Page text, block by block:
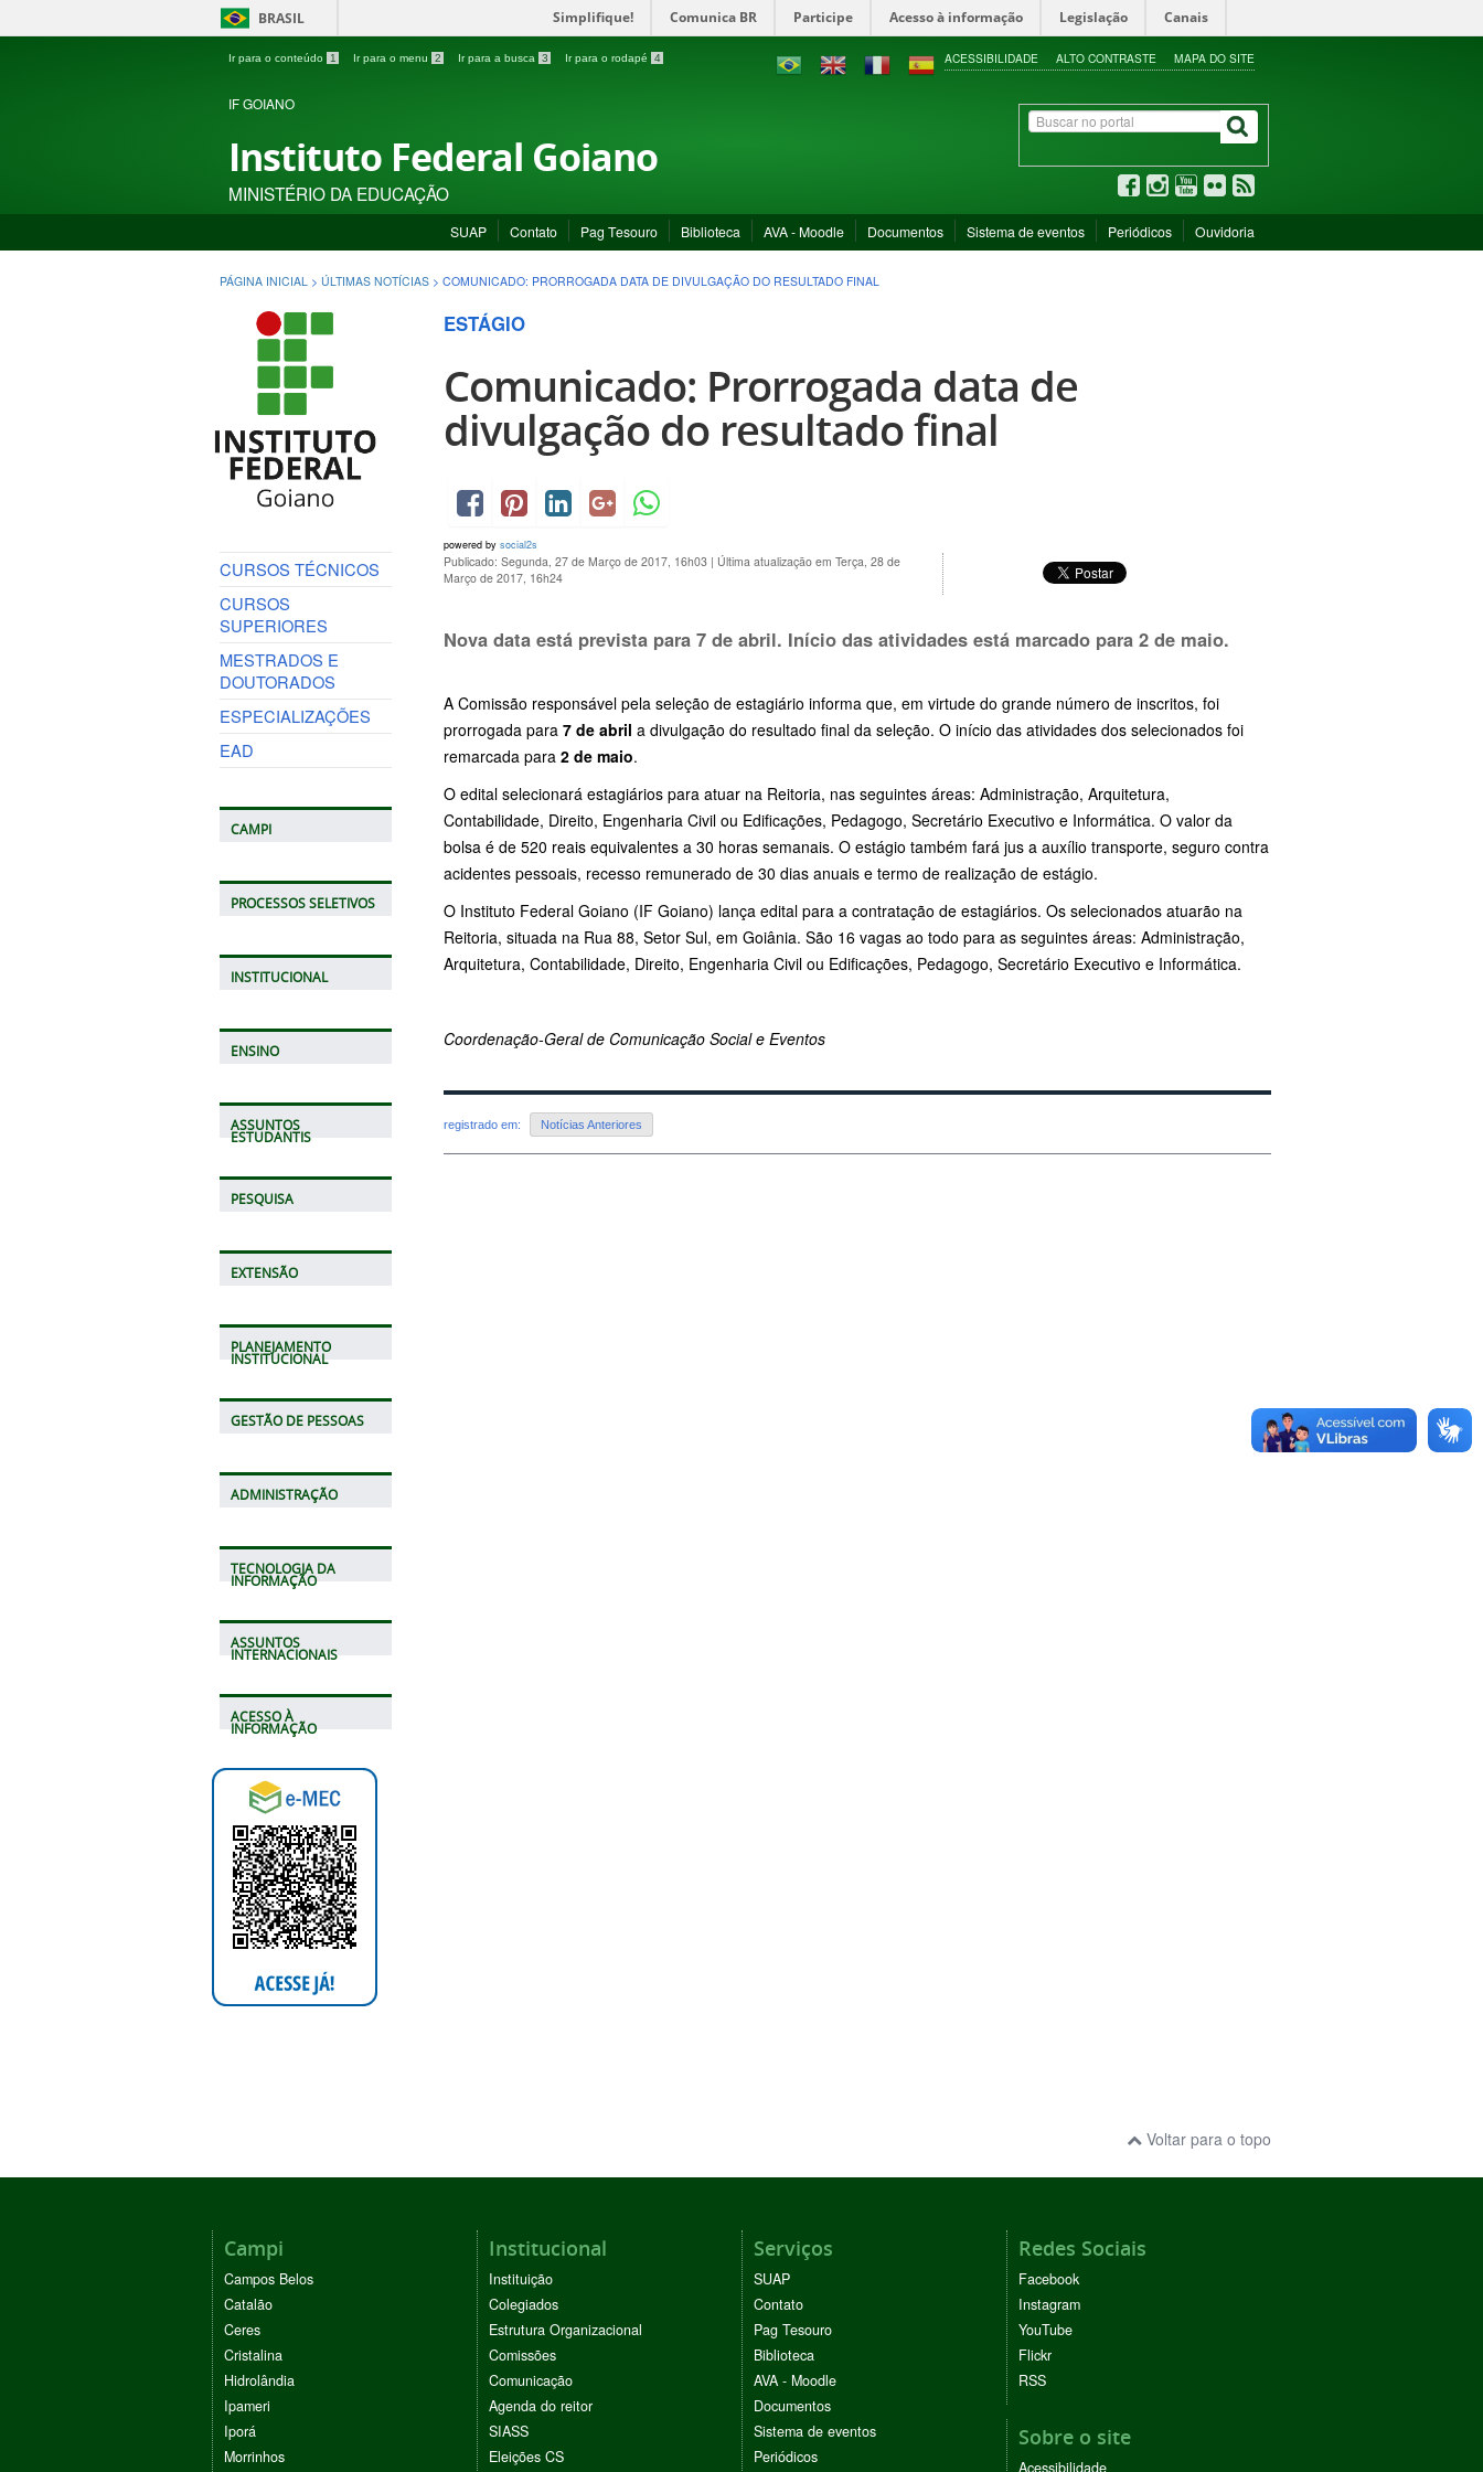
BRASIL Simplifique! Comunica BR Participe Acesso à informação Legislação Canais
Ir para o conteúdo 1 Ir para o menu 2 Ir para a busca 3 Ir para o rodapé 4 ACESSIBILIDADE ALTO CONTRASTE MAPA DO SITE
IF GOIANO
Instituto Federal Goiano
MINISTÉRIO DA EDUCAÇÃO
SUAP Contato Pag Tesouro Biblioteca AVA - Moodle Documentos Sistema de eventos Periódicos Ouvidoria
PÁGINA INICIAL > ÚLTIMAS NOTÍCIAS > COMUNICADO: PRORROGADA DATA DE DIVULGAÇÃO DO RESULTADO FINAL
CURSOS TÉCNICOS
CURSOS
SUPERIORES
MESTRADOS E
DOUTORADOS
ESPECIALIZAÇÕES
EAD
CAMPI
PROCESSOS SELETIVOS
INSTITUCIONAL
ENSINO
ASSUNTOS
ESTUDANTIS
PESQUISA
EXTENSÃO
PLANEJAMENTO
INSTITUCIONAL
GESTÃO DE PESSOAS
ADMINISTRAÇÃO
TECNOLOGIA DA
INFORMAÇÃO
ASSUNTOS
INTERNACIONAIS
ACESSO À
INFORMAÇÃO
ESTÁGIO
Comunicado: Prorrogada data de
divulgação do resultado final
powered by social2s
Publicado: Segunda, 27 de Março de 2017, 16h03 | Última atualização em Terça, 28 de
Março de 2017, 16h24
Nova data está prevista para 7 de abril. Início das atividades está marcado para 2 de maio.
A Comissão responsável pela seleção de estagiário informa que, em virtude do grande número de inscritos, foi
prorrogada para 7 de abril a divulgação do resultado final da seleção. O início das atividades dos selecionados foi
remarcada para 2 de maio.
O edital selecionará estagiários para atuar na Reitoria, nas seguintes áreas: Administração, Arquitetura,
Contabilidade, Direito, Engenharia Civil ou Edificações, Pedagogo, Secretário Executivo e Informática. O valor da
bolsa é de 520 reais equivalentes a 30 horas semanais. O estágio também fará jus a auxílio transporte, seguro contra
acidentes pessoais, recesso remunerado de 30 dias anuais e termo de realização de estágio.
O Instituto Federal Goiano (IF Goiano) lança edital para a contratação de estagiários. Os selecionados atuarão na
Reitoria, situada na Rua 88, Setor Sul, em Goiânia. São 16 vagas ao todo para as seguintes áreas: Administração,
Arquitetura, Contabilidade, Direito, Engenharia Civil ou Edificações, Pedagogo, Secretário Executivo e Informática.
Coordenação-Geral de Comunicação Social e Eventos
registrado em: Notícias Anteriores
Voltar para o topo
Campi
Campos Belos
Catalão
Ceres
Cristalina
Hidrolândia
Ipameri
Iporá
Morrinhos
Institucional
Instituição
Colegiados
Estrutura Organizacional
Comissões
Comunicação
Agenda do reitor
SIASS
Eleições CS
Serviços
SUAP
Contato
Pag Tesouro
Biblioteca
AVA - Moodle
Documentos
Sistema de eventos
Periódicos
Redes Sociais
Facebook
Instagram
YouTube
Flickr
RSS
Sobre o site